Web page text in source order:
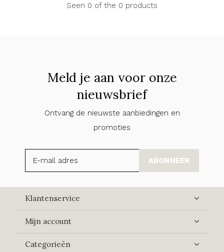
Seen 0 of the 0 products
Meld je aan voor onze
nieuwsbrief
Ontvang de nieuwste aanbiedingen en
promoties
ABONNEER
Klantenservice
Mijn account
Categorieën